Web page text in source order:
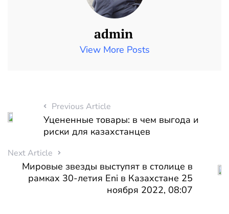
admin
View More Posts
Previous Article
Уцененные товары: в чем выгода и
риски для казахстанцев
Next Article
Мировые звезды выступят в столице в
рамках 30-летия Eni в Казахстане 25
ноября 2022, 08:07